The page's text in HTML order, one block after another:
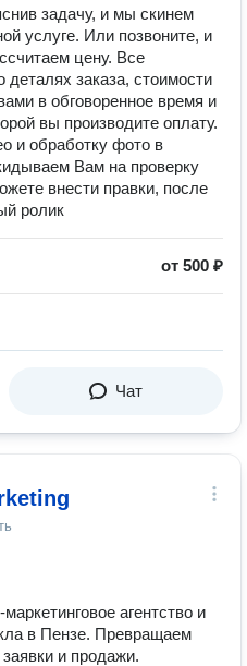
задачу, и мы скинем
услуге. Или позвоните, и
цену. Все
деталях заказа, стоимости
в обговоренное время и
вы производите оплату.
и обработку фото в
Вам на проверку
внести правки, после
ролик
от 500 ₽
Чат
агентство и
в Пензе. Превращаем
и продажи.